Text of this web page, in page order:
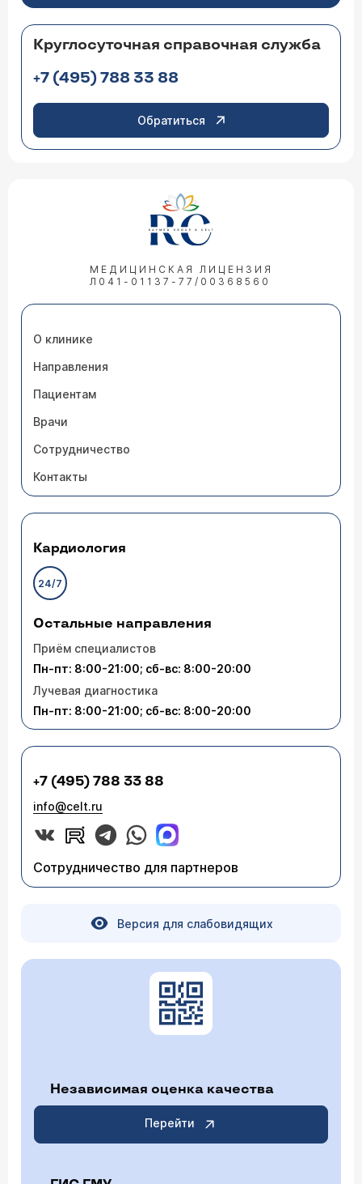
Круглосуточная справочная служба
+7 (495) 788 33 88
Обратиться
МЕДИЦИНСКАЯ ЛИЦЕНЗИЯ
Л041-01137-77/00368560
О клинике
Направления
Пациентам
Врачи
Сотрудничество
Контакты
Кардиология
24/7
Остальные направления
Приём специалистов
Пн-пт: 8:00-21:00; сб-вс: 8:00-20:00
Лучевая диагностика
Пн-пт: 8:00-21:00; сб-вс: 8:00-20:00
+7 (495) 788 33 88
info@celt.ru
Сотрудничество для партнеров
Версия для слабовидящих
Независимая оценка качества
Перейти